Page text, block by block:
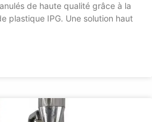
de haute qualité grâce à la
plastique IPG. Une solution haut